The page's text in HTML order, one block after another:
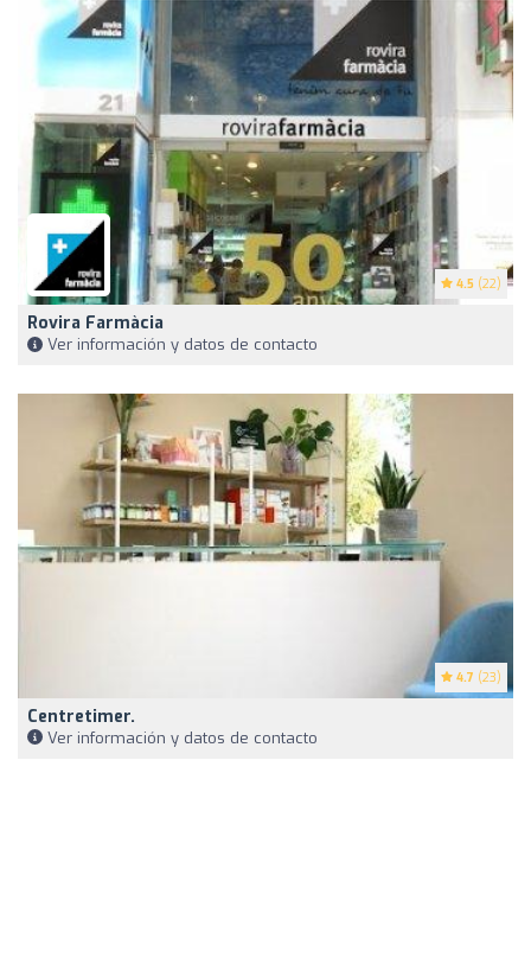
4.5 (22)
Rovira Farmàcia
Ver información y datos de contacto
4.7 (23)
Centretimer.
Ver información y datos de contacto